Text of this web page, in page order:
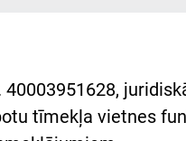
tīmekļa vietnes